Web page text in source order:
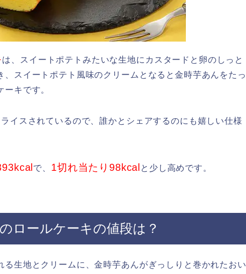
は、スイートポテトみたいな生地にカスタードと卵のしっと
、スイートポテト風味のクリームとなると金時芋あんをたっ
キです。
イスされているので、誰かとシェアするのにも嬉しい仕様
で、 1切れ当たり98kcal と少し高めです。
ロールケーキの値段は？
る生地とクリームに、金時芋あんがぎっしりと巻かれたおい